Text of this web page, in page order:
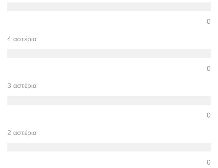
0
4 αστέρια
0
3 αστέρια
0
2 αστέρια
0